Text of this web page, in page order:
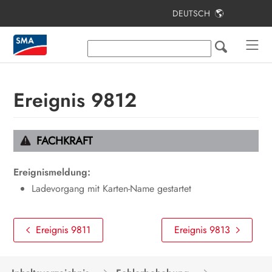
DEUTSCH
Ereignis 9812
FACHKRAFT
Ereignismeldung:
Ladevorgang mit Karten-Name gestartet
Ereignis 9811 Ereignis 9813
Inhaltsverzeichnis
Hinweise zu diesem Dokument
Lieferumfang
Lieferumfang Stele
Montage
Elektrischer Anschluss
Inbetriebnahme
Bedienung